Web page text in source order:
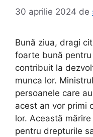
30 aprilie 2024 de
Bună ziua, dragi
foarte bună
contribuit la
munca lor.
persoanele care
acest an vor primi
lor. Această
pentru drepturile